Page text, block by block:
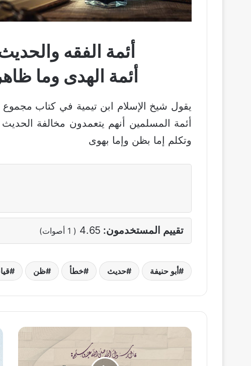
أئمة الفقه
أئمة الهدى وما
يقول شيخ الإسلام ابن تيمية في كتاب
أئمة المسلمين أنهم يتعمدون مخالفة
وتكلم إما بظن وإما بهوى
تقييم المستخدمون: 4.65
(
1 أصوات)
أبو حنيفة حديث خطأ ظن
لم
-